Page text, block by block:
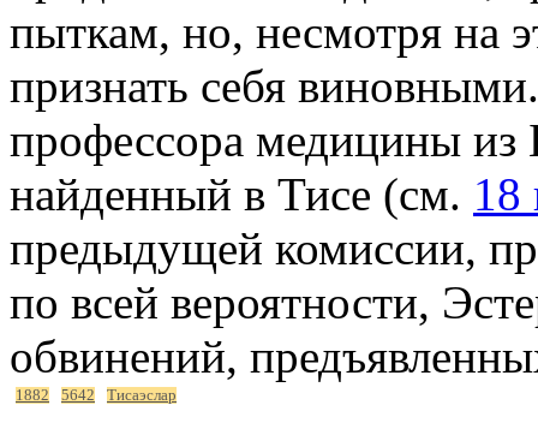
пыткам, но, несмотря на
признать себя
профессора медицины из
найденный в Тисе (см. 18
предыдущей комиссии,
по всей вероятности,
обвинений,
1882 5642 Тисаэслар